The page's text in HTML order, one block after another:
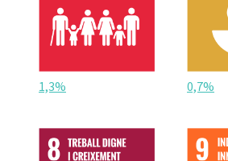
1,3% 0,7%